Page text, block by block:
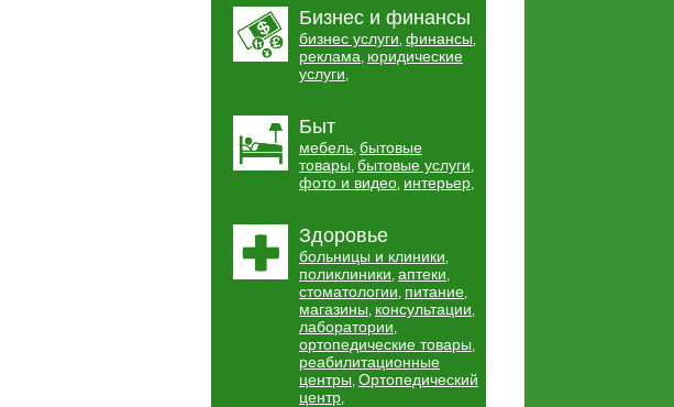
Бизнес и финансы
бизнес услуги, финансы,
реклама, юридические
услуги,
Быт
мебель, бытовые
товары, бытовые услуги,
фото и видео, интерьер,
Здоровье
больницы и клиники,
поликлиники, аптеки,
стоматологии, питание,
магазины, консультации,
лаборатории,
ортопедические товары,
реабилитационные
центры, Ортопедический
центр,